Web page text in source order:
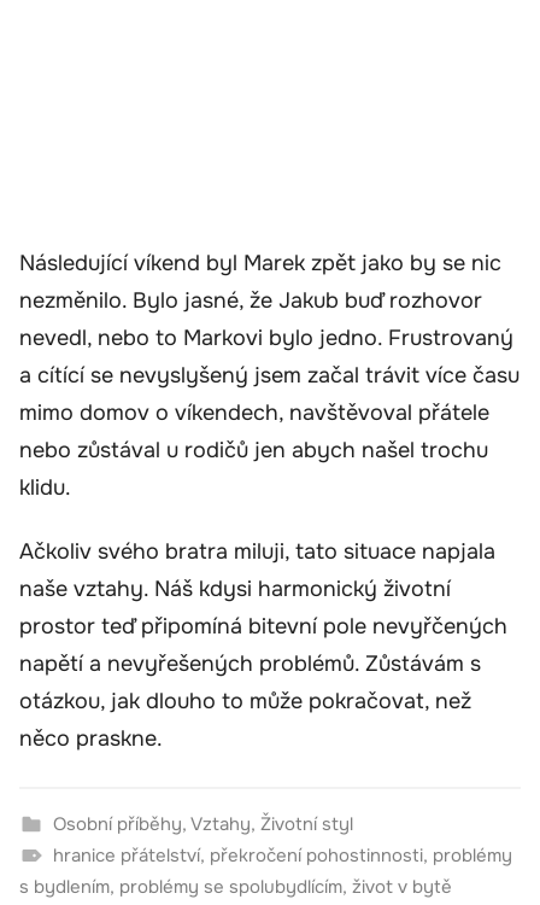
Následující víkend byl Marek zpět jako by se nic
nezměnilo. Bylo jasné, že Jakub buď rozhovor
nevedl, nebo to Markovi bylo jedno. Frustrovaný
a cítící se nevyslyšený jsem začal trávit více času
mimo domov o víkendech, navštěvoval přátele
nebo zůstával u rodičů jen abych našel trochu
klidu.
Ačkoliv svého bratra miluji, tato situace napjala
naše vztahy. Náš kdysi harmonický životní
prostor teď připomíná bitevní pole nevyřčených
napětí a nevyřešených problémů. Zůstávám s
otázkou, jak dlouho to může pokračovat, než
něco praskne.
Osobní příběhy, Vztahy, Životní styl
hranice přátelství, překročení pohostinnosti, problémy
s bydlením, problémy se spolubydlícím, život v bytě